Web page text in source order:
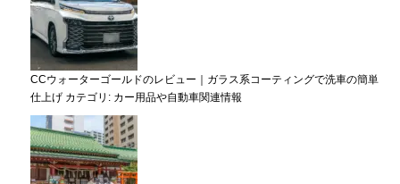
CCウォーターゴールドのレビュー｜ガラス系コーティングで洗車の簡単
仕上げ カテゴリ: カー用品や自動車関連情報